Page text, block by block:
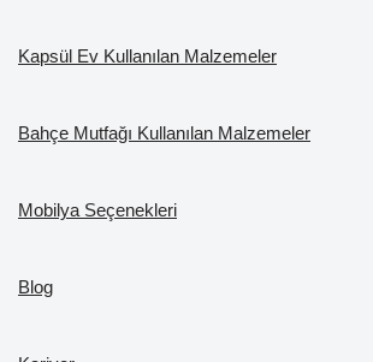
Kapsül Ev Kullanılan Malzemeler
Bahçe Mutfağı Kullanılan Malzemeler
Mobilya Seçenekleri
Blog